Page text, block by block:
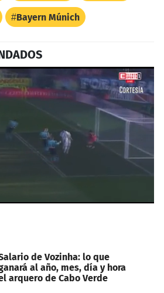
Bayern Múnich
de Vozinha: lo que
al año, mes, día y hora
arquero de Cabo Verde